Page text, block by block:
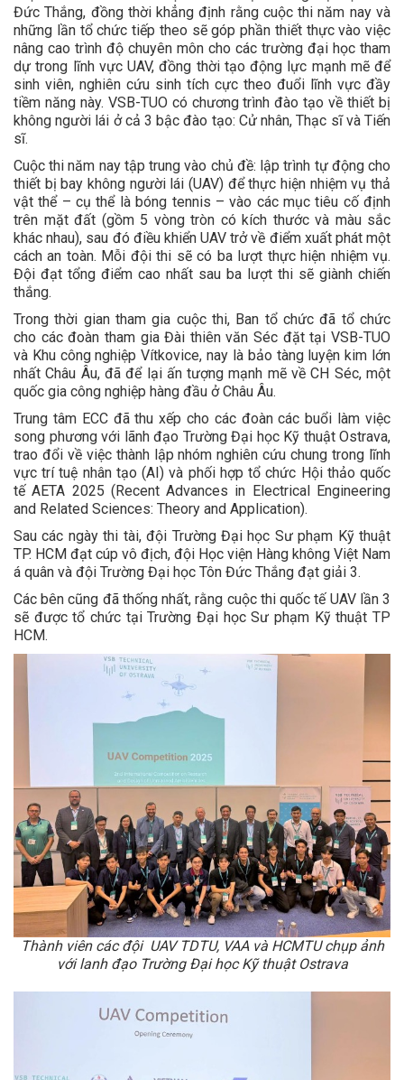
Đức Thắng, đồng thời khẳng định rằng cuộc thi năm nay và
những lần tổ chức tiếp theo sẽ góp phần thiết thực vào việc
nâng cao trình độ chuyên môn cho các trường đại học tham
dự trong lĩnh vực UAV, đồng thời tạo động lực mạnh mẽ để
sinh viên, nghiên cứu sinh tích cực theo đuổi lĩnh vực đầy
tiềm năng này. VSB-TUO có chương trình đào tạo về thiết bị
không người lái ở cả 3 bậc đào tạo: Cử nhân, Thạc sĩ và Tiến
sĩ.
Cuộc thi năm nay tập trung vào chủ đề: lập trình tự động cho
thiết bị bay không người lái (UAV) để thực hiện nhiệm vụ thả
vật thể – cụ thể là bóng tennis – vào các mục tiêu cố định
trên mặt đất (gồm 5 vòng tròn có kích thước và màu sắc
khác nhau), sau đó điều khiển UAV trở về điểm xuất phát một
cách an toàn. Mỗi đội thi sẽ có ba lượt thực hiện nhiệm vụ.
Đội đạt tổng điểm cao nhất sau ba lượt thi sẽ giành chiến
thắng.
Trong thời gian tham gia cuộc thi, Ban tổ chức đã tổ chức
cho các đoàn tham gia Đài thiên văn Séc đặt tại VSB-TUO
và Khu công nghiệp Vítkovice, nay là bảo tàng luyện kim lớn
nhất Châu Âu, đã để lại ấn tượng mạnh mẽ về CH Séc, một
quốc gia công nghiệp hàng đầu ở Châu Âu.
Trung tâm ECC đã thu xếp cho các đoàn các buổi làm việc
song phương với lãnh đạo Trường Đại học Kỹ thuật Ostrava,
trao đổi về việc thành lập nhóm nghiên cứu chung trong lĩnh
vực trí tuệ nhân tạo (AI) và phối hợp tổ chức Hội thảo quốc
tế AETA 2025 (Recent Advances in Electrical Engineering
and Related Sciences: Theory and Application).
Sau các ngày thi tài, đội Trường Đại học Sư phạm Kỹ thuật
TP. HCM đạt cúp vô địch, đội Học viện Hàng không Việt Nam
á quân và đội Trường Đại học Tôn Đức Thắng đạt giải 3.
Các bên cũng đã thống nhất, rằng cuộc thi quốc tế UAV lần 3
sẽ được tổ chức tại Trường Đại học Sư phạm Kỹ thuật TP
HCM.
Thành viên các đội UAV TDTU, VAA và HCMTU chụp ảnh
với lanh đạo Trường Đại học Kỹ thuật Ostrava